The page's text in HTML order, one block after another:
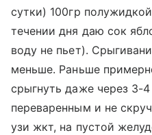
сутки) 100гр
течении дня даю сок
воду не пьет).
меньше. Раньше
срыгнуть даже через 3-
переваренным и не
узи жкт, на пустой